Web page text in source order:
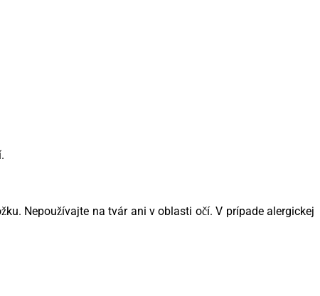
Nepoužívajte na tvár ani v oblasti očí. V prípade alergickej